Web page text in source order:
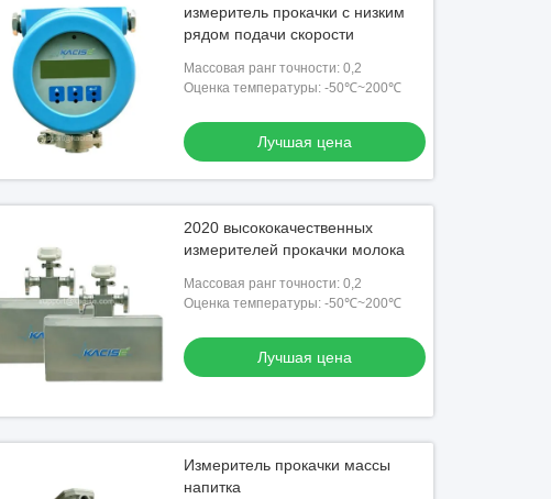
измеритель прокачки с низким
рядом подачи скорости
Массовая ранг точности: 0,2
Оценка температуры: -50℃~200℃
Лучшая цена
2020 высококачественных
измерителей прокачки молока
Массовая ранг точности: 0,2
Оценка температуры: -50℃~200℃
Лучшая цена
Измеритель прокачки массы
напитка